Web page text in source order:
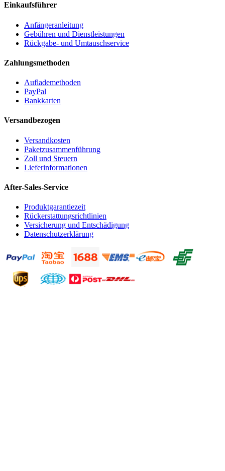
Einkaufsführer
Anfängeranleitung
Gebühren und Dienstleistungen
Rückgabe- und Umtauschservice
Zahlungsmethoden
Auflademethoden
PayPal
Bankkarten
Versandbezogen
Versandkosten
Paketzusammenführung
Zoll und Steuern
Lieferinformationen
After-Sales-Service
Produktgarantiezeit
Rückerstattungsrichtlinien
Versicherung und Entschädigung
Datenschutzerklärung